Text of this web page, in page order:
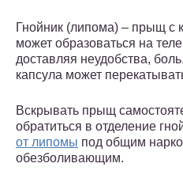
Гнойник (липома) – прыщ с
может образоваться на
доставляя неудобства,
капсула может
Вскрывать прыщ
обратиться в отделение
от липомы под общим
обезболивающим.